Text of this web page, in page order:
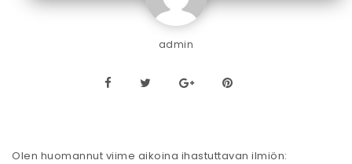
admin
Olen huomannut viime aikoina ihastuttavan ilmiön: